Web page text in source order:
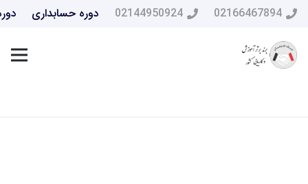
02166467894
02144950924 دوره حسابداری